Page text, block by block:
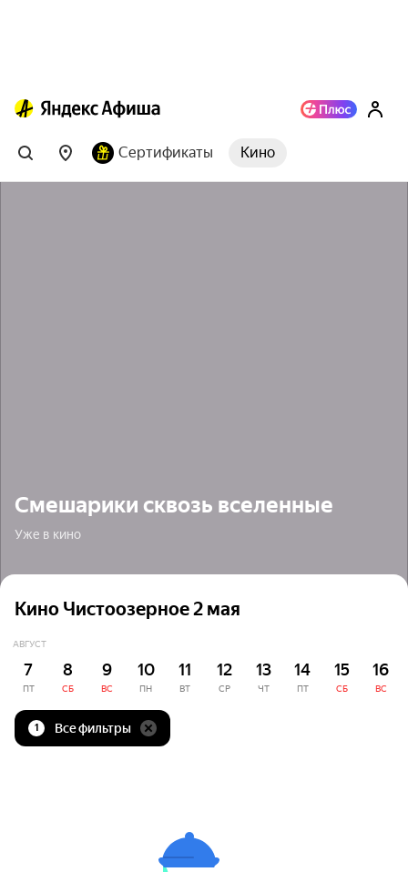
Сертификаты Кино
Смешарики сквозь вселенные
Уже в кино
Кино Чистоозерное 2 мая
АВГУСТ
7
ПТ
8
СБ
9
ВС
10
ПН
11
ВТ
12
СР
13
ЧТ
14
ПТ
15
СБ
16
ВС
1 Все фильтры